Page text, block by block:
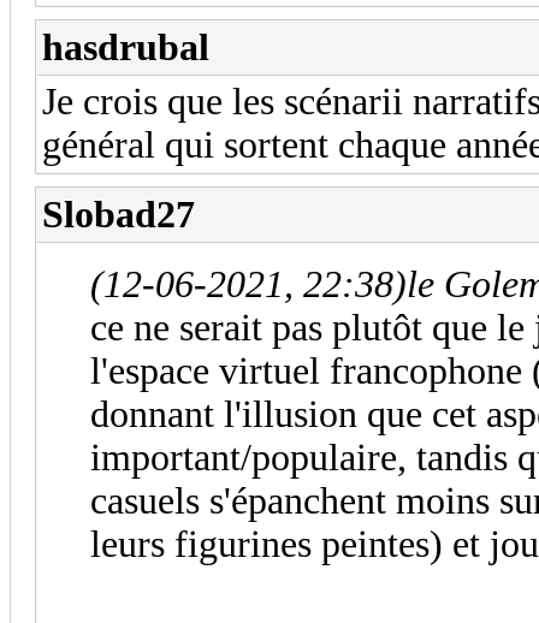
hasdrubal
Je crois que les scénarii
général qui sortent chaque
Slobad27
(12-06-2021, 22:38)le
ce ne serait pas plutôt que
l'espace virtuel
donnant l'illusion que cet
important/populaire, tandis
casuels s'épanchent moins
leurs figurines peintes) et